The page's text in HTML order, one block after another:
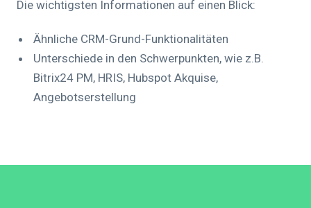
Die wichtigsten Informationen auf einen Blick:
Ähnliche CRM-Grund-Funktionalitäten
Unterschiede in den Schwerpunkten, wie z.B.
Bitrix24 PM, HRIS, Hubspot Akquise,
Angebotserstellung